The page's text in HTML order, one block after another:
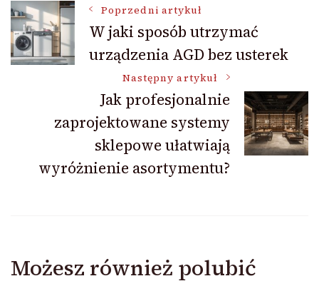
Nawigacja
wpisu
Poprzedni artykuł
W jaki sposób utrzymać
urządzenia AGD bez usterek
Następny artykuł
Jak profesjonalnie
zaprojektowane systemy
sklepowe ułatwiają
wyróżnienie asortymentu?
Możesz również polubić